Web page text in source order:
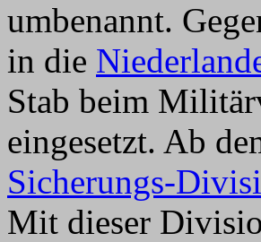
umbenannt.
in die
Stab beim
eingesetzt. Ab
Sicherungs-
Mit dieser